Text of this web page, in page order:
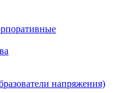
напряжения)